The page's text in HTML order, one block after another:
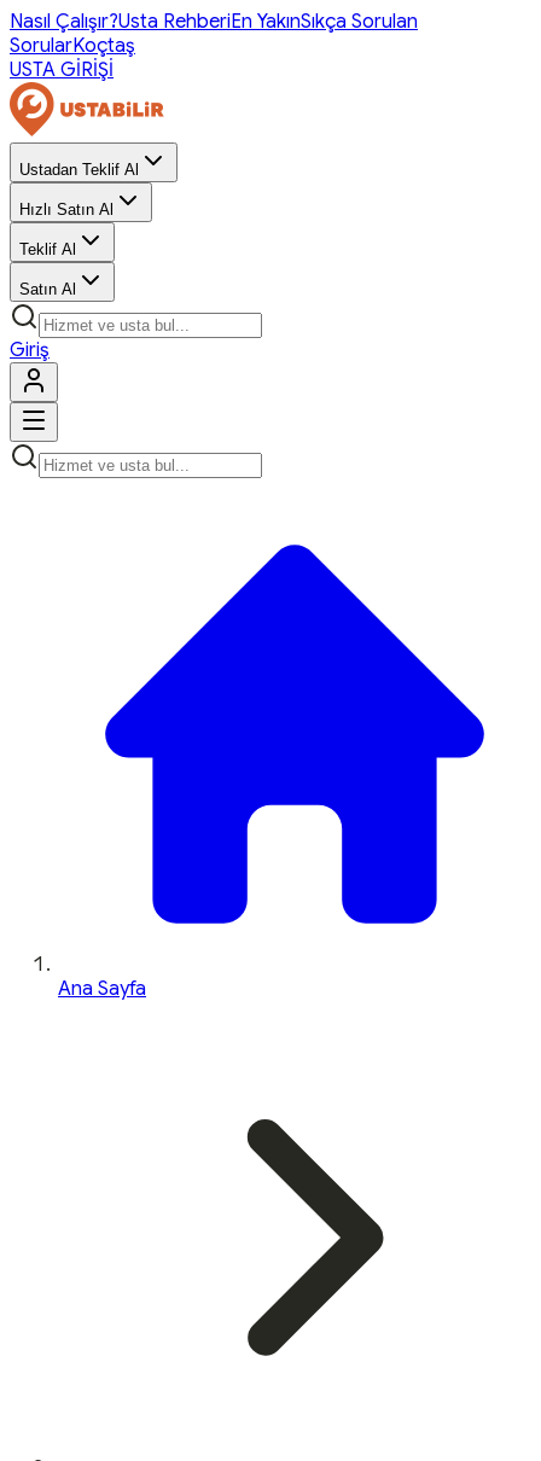
Nasıl Çalışır?Usta RehberiEn YakınSıkça Sorulan
SorularKoçtaş
USTA GİRİŞİ
Ustadan Teklif Al
Hızlı Satın Al
Teklif Al
Satın Al
Giriş
Ana Sayfa